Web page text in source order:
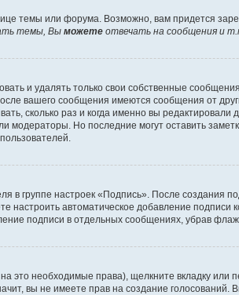
темы или форума. Возможно, вам придется
темы, Вы можете отвечать на сообщения и
и удалять только свои собственные
вашего сообщения имеются сообщения от
сколько раз и когда именно вы
Но последние могут оставить
в группе настроек «Подпись». После
автоматическое добавление
подписи в отдельных сообщениях, убрав
это необходимые права), щелкните вкладку
вы не имеете прав на создание